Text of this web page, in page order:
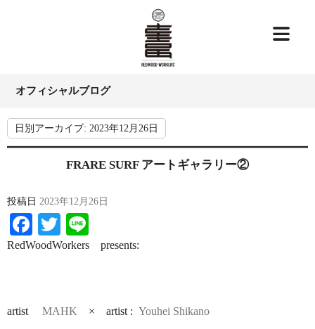
オフィシャルブログ
日別アーカイブ: 2023年12月26日
FRARE SURF アートギャラリー②
投稿日 2023年12月26日
Facebook
Twitter
RedWoodWorkers presents:
artist MAHK × artist : Youhei Shikano